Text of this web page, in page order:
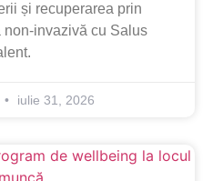
și recuperarea prin
invazivă cu Salus
iulie 31, 2026